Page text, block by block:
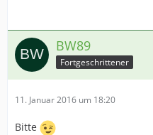
BW89
Fortgeschrittener
11. Januar 2016 um 18:20
Bitte